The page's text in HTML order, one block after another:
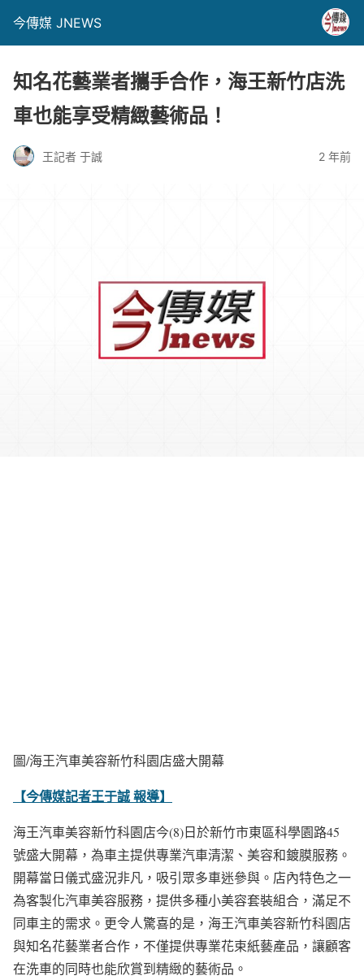
今傳媒 JNEWS
知名花藝業者攜手合作，海王新竹店洗
車也能享受精緻藝術品！
王記者 于誠 2 年前
圖/海王汽車美容新竹科園店盛大開幕
【今傳媒記者王于誠 報導】
海王汽車美容新竹科園店今(8)日於新竹市東區科學園路45
號盛大開幕，為車主提供專業汽車清潔、美容和鍍膜服務。
開幕當日儀式盛況非凡，吸引眾多車迷參與。店內特色之一
為客製化汽車美容服務，提供多種小美容套裝組合，滿足不
同車主的需求。更令人驚喜的是，海王汽車美容新竹科園店
與知名花藝業者合作，不僅提供專業花束紙藝產品，讓顧客
在洗車的同時也能欣賞到精緻的藝術品。